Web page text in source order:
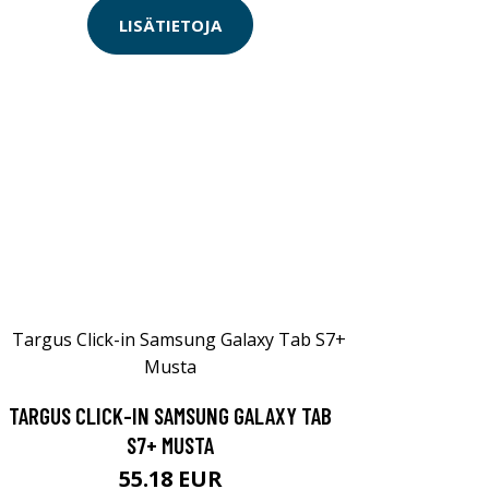
LISÄTIETOJA
TARGUS CLICK-IN SAMSUNG GALAXY TAB
S7+ MUSTA
55.18 EUR